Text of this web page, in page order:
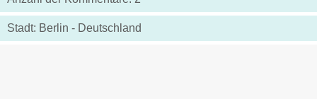
Stadt: Berlin - Deutschland